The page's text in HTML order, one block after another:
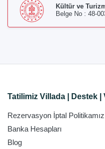
Kültür ve
Belge No : 48-
Tatilimiz Villada | Destek |
Rezervasyon İptal Politikamız
Banka Hesapları
Blog